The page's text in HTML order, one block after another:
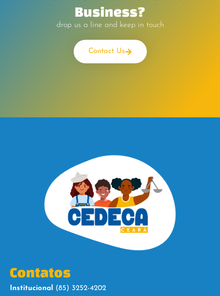
Business?
drop us a line and keep in touch
Contact Us
Contatos
Institucional (85) 3252-4202